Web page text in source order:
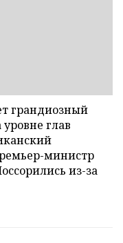
грандиозный
глав
министр
из-за